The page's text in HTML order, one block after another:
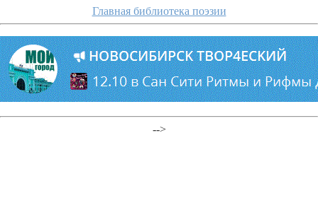
Главная библиотека поэзии
-->